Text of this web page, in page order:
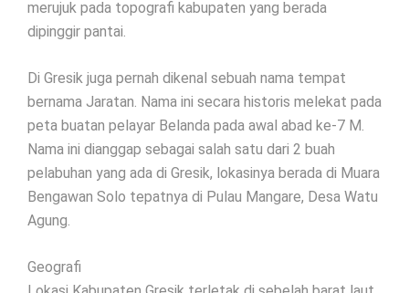
merujuk pada topografi kabupaten yang berada
dipinggir pantai.
Di Gresik juga pernah dikenal sebuah nama tempat
bernama Jaratan. Nama ini secara historis melekat pada
peta buatan pelayar Belanda pada awal abad ke-7 M.
Nama ini dianggap sebagai salah satu dari 2 buah
pelabuhan yang ada di Gresik, lokasinya berada di Muara
Bengawan Solo tepatnya di Pulau Mangare, Desa Watu
Agung.
Geografi